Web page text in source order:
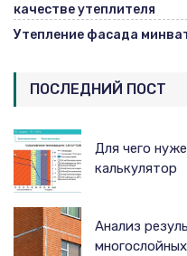
качестве утеплителя
Утепление фасада
ПОСЛЕДНИЙ ПОСТ
Для чего
калькулятор
Анализ